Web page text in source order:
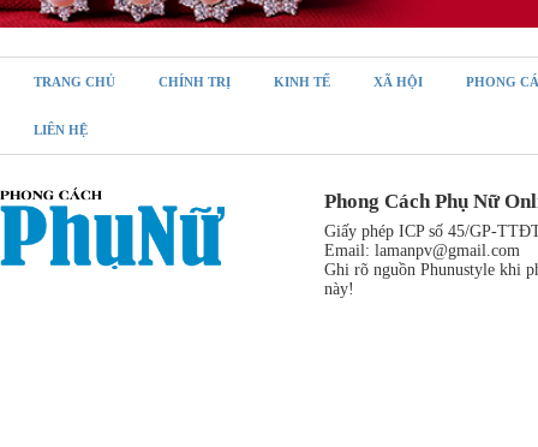
TRANG CHỦ CHÍNH TRỊ KINH TẾ XÃ HỘI PHONG
LIÊN HỆ
Phong Cách Phụ Nữ
Giấy phép ICP số 45/GP-
Email: lamanpv@gmail.com
Ghi rõ nguồn Phunustyle khi
này!